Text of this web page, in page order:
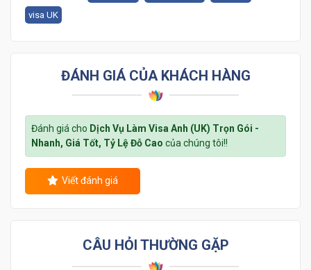
visa UK
ĐÁNH GIÁ CỦA KHÁCH HÀNG
Đánh giá cho Dịch Vụ Làm Visa Anh (UK) Trọn Gói -
Nhanh, Giá Tốt, Tỷ Lệ Đỗ Cao của chúng tôi!!
Viết đánh giá
CÂU HỎI THƯỜNG GẶP